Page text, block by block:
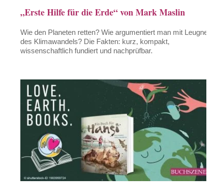
„Erste Hilfe für die Erde“ von Mark Maslin
Wie den Planeten retten? Wie argumentiert man mit Leugnern
des Klimawandels? Die Fakten: kurz, kompakt,
wissenschaftlich fundiert und nachprüfbar.